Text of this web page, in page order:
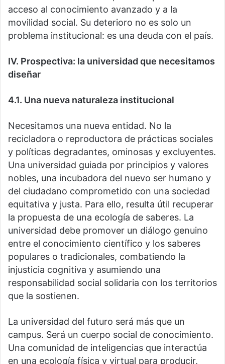
acceso al conocimiento avanzado y a la
movilidad social. Su deterioro no es solo un
problema institucional: es una deuda con el país.
IV. Prospectiva: la universidad que necesitamos
diseñar
4.1. Una nueva naturaleza institucional
Necesitamos una nueva entidad. No la
recicladora o reproductora de prácticas sociales
y políticas degradantes, ominosas y excluyentes.
Una universidad guiada por principios y valores
nobles, una incubadora del nuevo ser humano y
del ciudadano comprometido con una sociedad
equitativa y justa. Para ello, resulta útil recuperar
la propuesta de una ecología de saberes. La
universidad debe promover un diálogo genuino
entre el conocimiento científico y los saberes
populares o tradicionales, combatiendo la
injusticia cognitiva y asumiendo una
responsabilidad social solidaria con los territorios
que la sostienen.
La universidad del futuro será más que un
campus. Será un cuerpo social de conocimiento.
Una comunidad de inteligencias que interactúa
en una ecología física y virtual para producir,